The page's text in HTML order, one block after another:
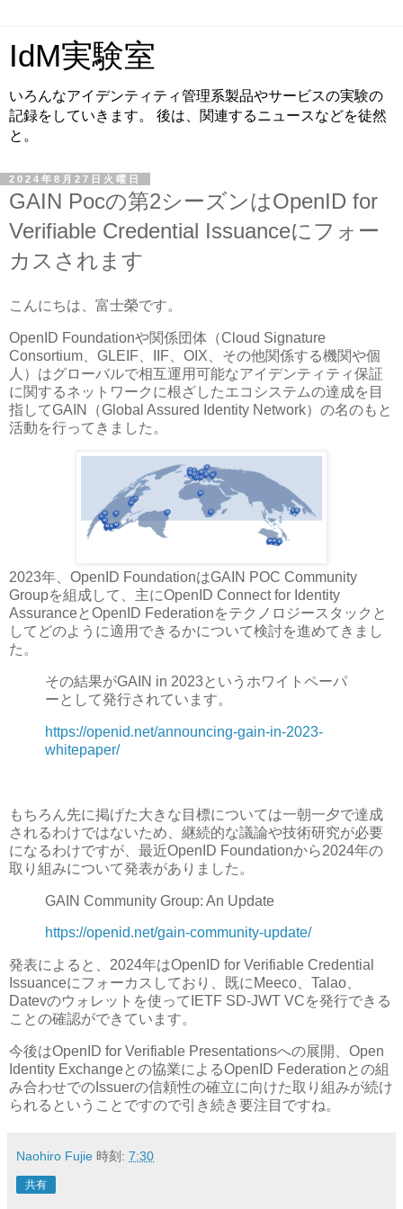
IdM実験室
いろんなアイデンティティ管理系製品やサービスの実験の
記録をしていきます。 後は、関連するニュースなどを徒然
と。
2024年8月27日火曜日
GAIN Pocの第2シーズンはOpenID for
Verifiable Credential Issuanceにフォー
カスされます
こんにちは、富士榮です。
OpenID Foundationや関係団体（Cloud Signature
Consortium、GLEIF、IIF、OIX、その他関係する機関や個
人）はグローバルで相互運用可能なアイデンティティ保証
に関するネットワークに根ざしたエコシステムの達成を目
指してGAIN（Global Assured Identity Network）の名のもと
活動を行ってきました。
2023年、OpenID FoundationはGAIN POC Community
Groupを組成して、主にOpenID Connect for Identity
AssuranceとOpenID Federationをテクノロジースタックと
してどのように適用できるかについて検討を進めてきまし
た。
その結果がGAIN in 2023というホワイトペーパ
ーとして発行されています。
https://openid.net/announcing-gain-in-2023-
whitepaper/
もちろん先に掲げた大きな目標については一朝一夕で達成
されるわけではないため、継続的な議論や技術研究が必要
になるわけですが、最近OpenID Foundationから2024年の
取り組みについて発表がありました。
GAIN Community Group: An Update
https://openid.net/gain-community-update/
発表によると、2024年はOpenID for Verifiable Credential
Issuanceにフォーカスしており、既にMeeco、Talao、
Datevのウォレットを使ってIETF SD-JWT VCを発行できる
ことの確認ができています。
今後はOpenID for Verifiable Presentationsへの展開、Open
Identity Exchangeとの協業によるOpenID Federationとの組
み合わせでのIssuerの信頼性の確立に向けた取り組みが続け
られるということですので引き続き要注目ですね。
Naohiro Fujie 時刻: 7:30
共有